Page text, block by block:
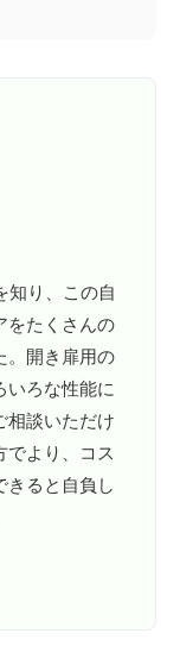
知り、この自
をたくさんの
。開き扉用の
いろな性能に
相談いただけ
でより、コス
きると自負し